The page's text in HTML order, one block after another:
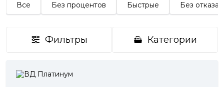
Все Без процентов Быстрые Без отказа
Фильтры Категории